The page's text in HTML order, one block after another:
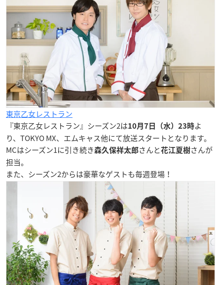
東京乙女レストラン
『東京乙女レストラン』シーズン2は10月7日（水）23時よ
り、TOKYO MX、エムキャス他にて放送スタートとなります。
MCはシーズン1に引き続き森久保祥太郎さんと花江夏樹さんが
担当。
また、シーズン2からは豪華なゲストも毎週登場！